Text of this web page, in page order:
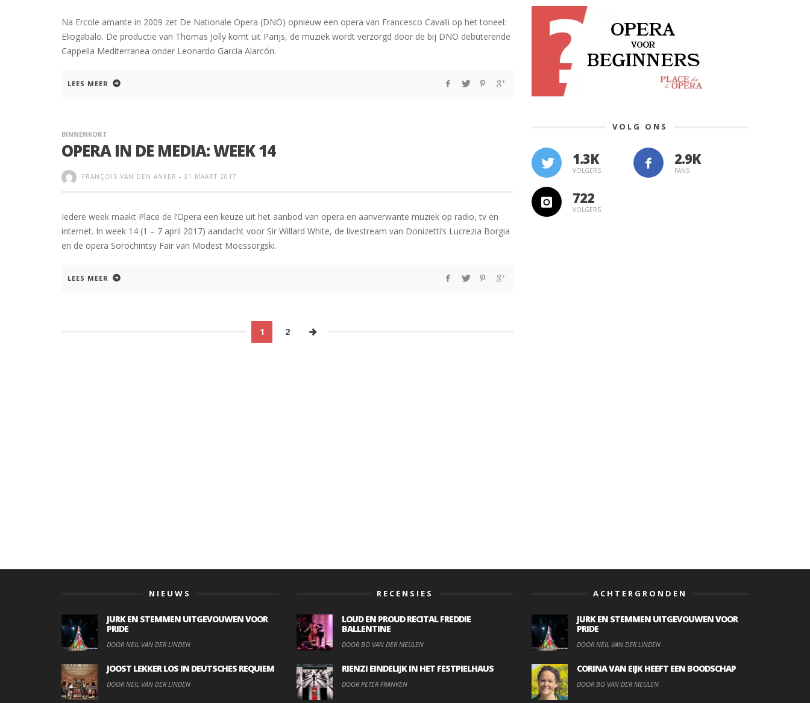
Na Ercole amante in 2009 zet De Nationale Opera (DNO) opnieuw een opera van Francesco Cavalli op het toneel:
Eliogabalo. De productie van Thomas Jolly komt uit Parijs, de muziek wordt verzorgd door de bij DNO debuterende
Cappella Mediterranea onder Leonardo García Alarcón.
LEES MEER
BINNENKORT
OPERA IN DE MEDIA: WEEK 14
FRANÇOIS VAN DEN ANKER - 31 MAART 2017
Iedere week maakt Place de l’Opera een keuze uit het aanbod van opera en aanverwante muziek op radio, tv en
internet. In week 14 (1 – 7 april 2017) aandacht voor Sir Willard White, de livestream van Donizetti’s Lucrezia Borgia
en de opera Sorochintsy Fair van Modest Moessorgski.
LEES MEER
1 2
VOLG ONS
1.3K
VOLGERS FANS
722
VOLGERS
NIEUWS
JURK EN STEMMEN UITGEVOUWEN VOOR
PRIDE
DOOR NEIL VAN DER LINDEN
JOOST LEKKER LOS IN DEUTSCHES REQUIEM
DOOR NEIL VAN DER LINDEN
RECENSIES
LOUD EN PROUD RECITAL FREDDIE
BALLENTINE
DOOR BO VAN DER MEULEN
RIENZI EINDELIJK IN HET FESTPIELHAUS
DOOR PETER FRANKEN
ACHTERGRONDEN
JURK EN STEMMEN UITGEVOUWEN VOOR
PRIDE
DOOR NEIL VAN DER LINDEN
CORINA VAN EIJK HEEFT EEN BOODSCHAP
DOOR BO VAN DER MEULEN